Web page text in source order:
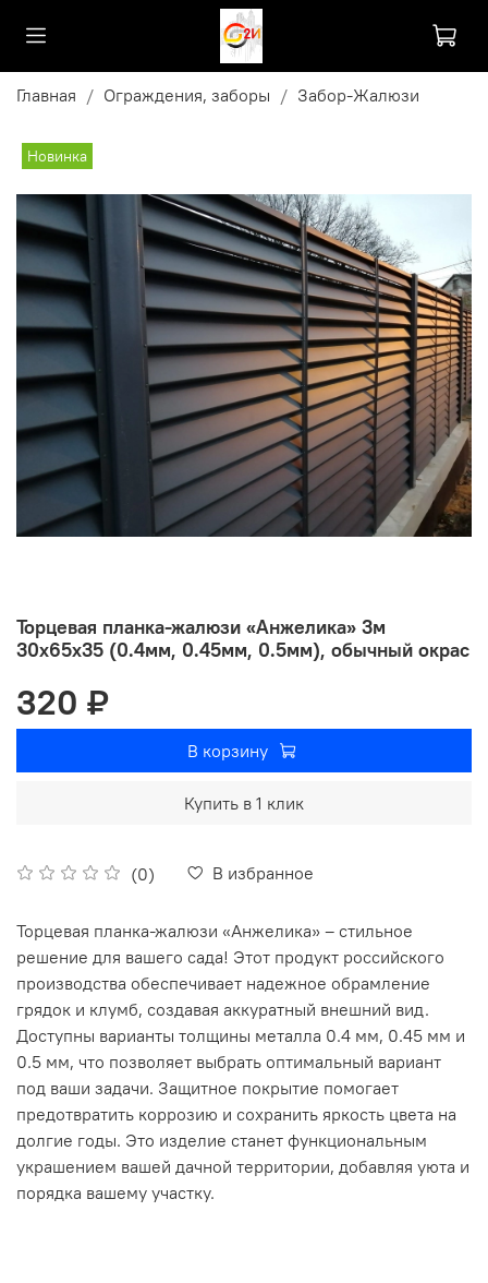
Главная Ограждения, заборы Забор-Жалюзи
Новинка
Торцевая планка-жалюзи «Анжелика» 3м
30х65х35 (0.4мм, 0.45мм, 0.5мм), обычный окрас
(0) В избранное
320 ₽
В корзину
Купить в 1 клик
Торцевая планка-жалюзи «Анжелика» – стильное
решение для вашего сада! Этот продукт российского
производства обеспечивает надежное обрамление
грядок и клумб, создавая аккуратный внешний вид.
Доступны варианты толщины металла 0.4 мм, 0.45 мм и
0.5 мм, что позволяет выбрать оптимальный вариант
под ваши задачи. Защитное покрытие помогает
предотвратить коррозию и сохранить яркость цвета на
долгие годы. Это изделие станет функциональным
украшением вашей дачной территории, добавляя уюта и
порядка вашему участку.